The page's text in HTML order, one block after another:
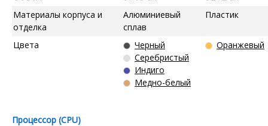
Материалы корпуса и
отделка
Алюминиевый
сплав
Пластик
Цвета
Черный
Серебристый
Индиго
Медно-белый
Оранжевый
Процессор (CPU)